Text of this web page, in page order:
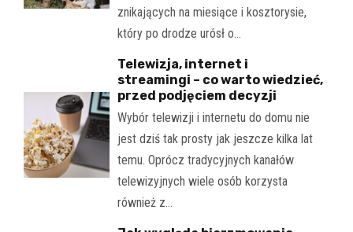
znikających na miesiące i kosztorysie,
który po drodze urósł o…
Telewizja, internet i
streamingi – co warto wiedzieć,
przed podjęciem decyzji
Wybór telewizji i internetu do domu nie
jest dziś tak prosty jak jeszcze kilka lat
temu. Oprócz tradycyjnych kanałów
telewizyjnych wiele osób korzysta
również z…